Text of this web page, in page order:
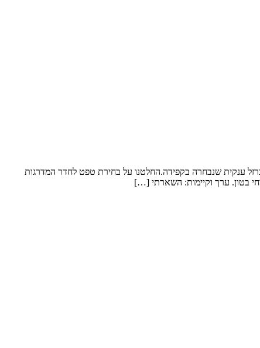
ענקית שנבחרה בקפידה.החלטנו על בחירת טפט לחדר המדרגות
בטון. ערך וקיימות: השארתי […]